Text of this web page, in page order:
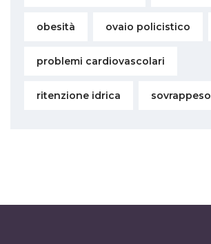
obesità ovaio policistico
problemi cardiovascolari
ritenzione idrica sovrappeso